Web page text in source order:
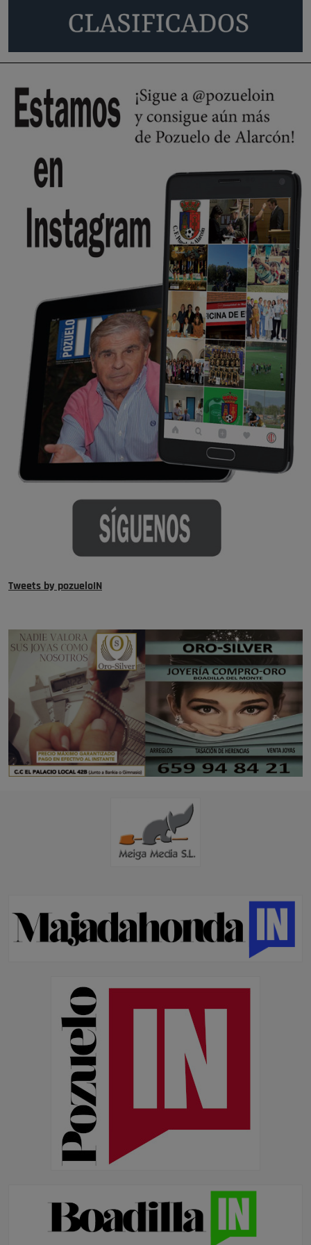
A ver si llega alguno que de verdad le importe la seguridad de Pozuelo
Pozuelo de Alarcón
Wayne Rooney era el comisario de pozuelo?
Pozuelo de Alarcón
🔴 EXCLUSIVA | El comisario de la …
Tweets by pozueloIN